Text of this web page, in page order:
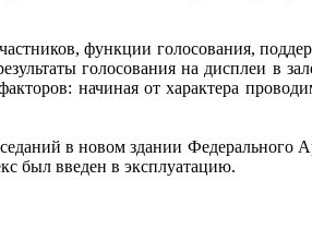
функции голосования,
голосования на дисплеи в
начиная от характера
в новом здании Федерального
был введен в эксплуатацию.